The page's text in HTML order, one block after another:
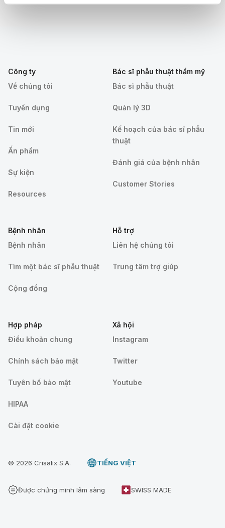
Công ty
Về chúng tôi
Tuyển dụng
Tin mới
Ấn phẩm
Sự kiện
Resources
Bác sĩ phẫu thuật thẩm mỹ
Bác sĩ phẫu thuật
Quản lý 3D
Kế hoạch của bác sĩ phẫu
thuật
Đánh giá của bệnh nhân
Customer Stories
Bệnh nhân
Bệnh nhân
Tìm một bác sĩ phẫu thuật
Cộng đồng
Hỗ trợ
Liên hệ chúng tôi
Trung tâm trợ giúp
Hợp pháp
Điều khoản chung
Chính sách bảo mật
Tuyên bố bảo mật
HIPAA
Cài đặt cookie
Xã hội
Instagram
Twitter
Youtube
© 2026 Crisalix S.A. TIẾNG VIỆT
Được chứng minh lâm sàng SWISS MADE